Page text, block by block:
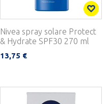
Nivea spray solare Protect
& Hydrate SPF30 270 ml
13,75 €